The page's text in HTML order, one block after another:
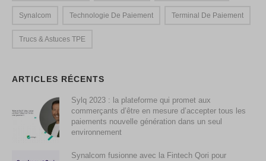
Synalcom Technologie De Paiement Terminal De Paiement
Trucs & Astuces TPE
ARTICLES RÉCENTS
Sylq 2023 : la plateforme qui promet aux
commerçants d’être en mesure d’accepter tous les
paiements nouvelle génération dans un seul
environnement
Synalcom fusionne avec la Fintech Qori pour